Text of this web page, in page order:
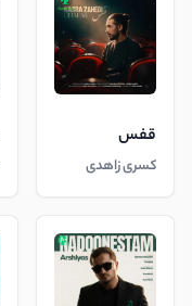
قفس
کسری زاهدی